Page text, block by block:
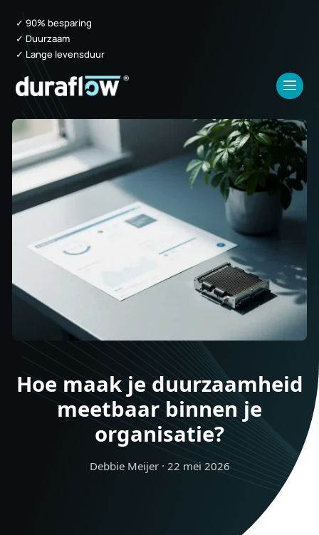
✓ 90% besparing
✓ Duurzaam
✓ Lange levensduur
Hoe maak je
meetbaar binnen je
organisatie?